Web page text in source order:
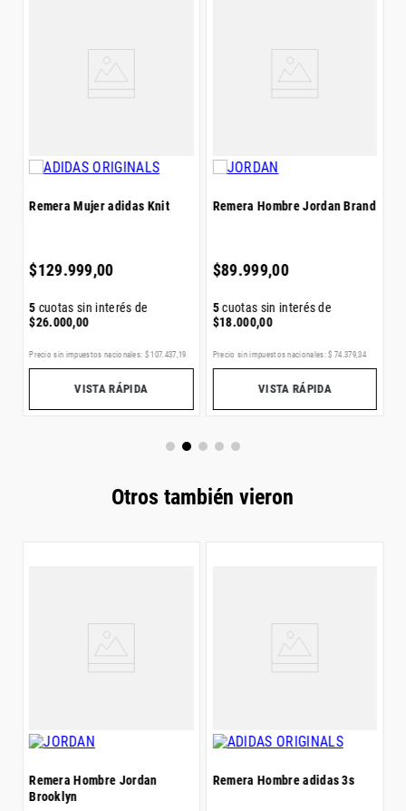
Remera Mujer adidas Knit
$129.999,00
5 cuotas sin interés de
$26.000,00
Precio sin impuestos nacionales: $ 107.437,19
VISTA RÁPIDA
Remera Hombre Jordan Brand
$89.999,00
5cuotas sin interés de
$18.000,00
Precio sin impuestos nacionales: $ 74.379,34
VISTA RÁPIDA
Otros también vieron
Remera Hombre Jordan
Brooklyn
Remera Hombre adidas 3s